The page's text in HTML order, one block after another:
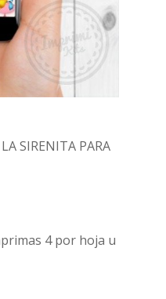
SIRENITA PARA
4 por hoja u